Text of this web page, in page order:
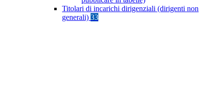
Titolari di incarichi dirigenziali (dirigenti non
generali) 33